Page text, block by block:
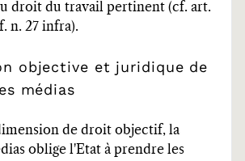
droit du travail pertinent (cf. art.
n. 27 infra).
objective et juridique de
médias
de droit objectif, la
oblige l'Etat à prendre les